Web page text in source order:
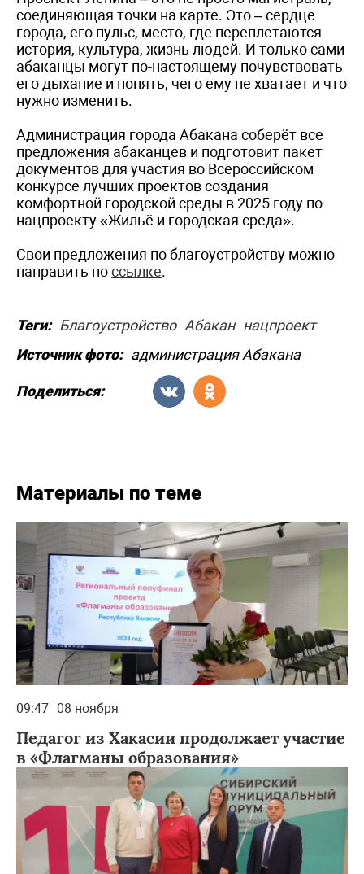
соединяющая точки на карте. Это – сердце
города, его пульс, место, где переплетаются
история, культура, жизнь людей. И только сами
абаканцы могут по-настоящему почувствовать
его дыхание и понять, чего ему не хватает и что
нужно изменить.
Администрация города Абакана соберёт все
предложения абаканцев и подготовит пакет
документов для участия во Всероссийском
конкурсе лучших проектов создания
комфортной городской среды в 2025 году по
нацпроекту «Жильё и городская среда».
Свои предложения по благоустройству можно
направить поссылке.
Теги: Благоустройство Абакан нацпроект
Источник фото: администрация Абакана
Поделиться:
Материалы по теме
09:47 08 ноября
Педагог из Хакасии продолжает участие
в «Флагманы образования»